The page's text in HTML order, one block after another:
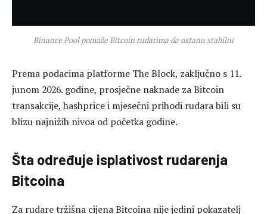
Binance Pool pomaže Bitcoin rudarima da ostanu stabilni
Prema podacima platforme The Block, zaključno s 11.
junom 2026. godine, prosječne naknade za Bitcoin
transakcije, hashprice i mjesečni prihodi rudara bili su
blizu najnižih nivoa od početka godine.
Šta određuje isplativost rudarenja
Bitcoina
Za rudare tržišna cijena Bitcoina nije jedini pokazatelj